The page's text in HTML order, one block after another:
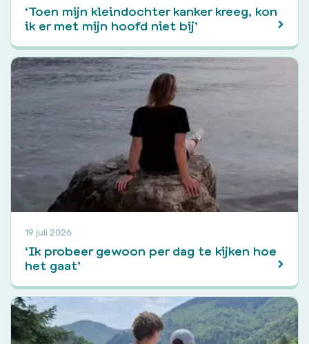
‘Toen mijn kleindochter kanker kreeg, kon
ik er met mijn hoofd niet bij’
19 juli 2026
‘Ik probeer gewoon per dag te kijken hoe
het gaat’